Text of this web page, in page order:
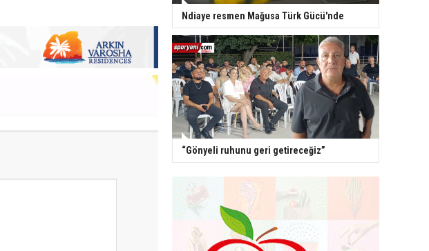
Ndiaye resmen Mağusa Türk Gücü'nde
“Gönyeli ruhunu geri getireceğiz”